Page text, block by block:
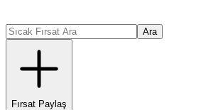
Ara
Fırsat Paylaş